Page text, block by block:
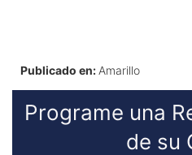
Publicado en: Amarillo
Programe una
de su